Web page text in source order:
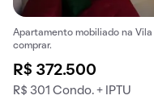
Apartamento mobiliado na
comprar.
R$ 372.500
R$ 301 Condo. + IPTU